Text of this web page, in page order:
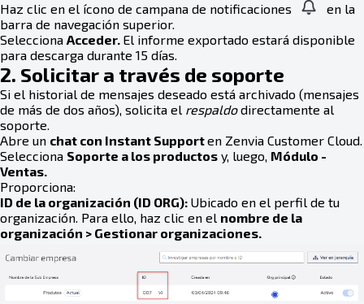
Haz clic en el ícono de campana de notificaciones
en la
barra de navegación superior.
Selecciona Acceder. El informe exportado estará disponible
para descarga durante 15 días.
2. Solicitar a través de soporte
Si el historial de mensajes deseado está archivado (mensajes
de más de dos años), solicita el respaldodirectamente al
soporte.
Abre un chat con Instant Supporten Zenvia Customer Cloud.
Selecciona Soporte a los productos y, luego, Módulo -
Ventas.
Proporciona:
ID de la organización (ID ORG): Ubicado en el perfil de tu
organización. Para ello, haz clic en el nombre de la
organización > Gestionar organizaciones.